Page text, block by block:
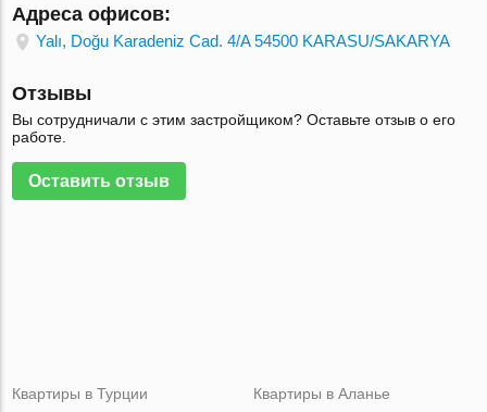
Адреса офисов:
Yalı, Doğu Karadeniz Cad. 4/A 54500 KARASU/SAKARYA
Отзывы
Вы сотрудничали с этим застройщиком? Оставьте отзыв о его
работе.
Оставить отзыв
Квартиры в Турции
Квартиры в Аланье